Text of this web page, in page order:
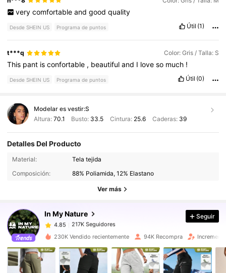
very comfortable and good quality
Desde SHEIN US Programa de puntos Útil (1)
t***q Color: Gris / Talla: S
This pant isconfortable , beautifuland I loveso much !
Desde SHEIN US Programa de puntos Útil (0)
Modelar es vestir:S
Altura: 70.1 Busto: 33.5 Cintura: 25.6 Caderas: 39
Detalles Del Producto
Material:
Tela tejida
Composición:
88% Poliamida, 12% Elastano
Ver más
In My Nature
217K Seguidores
4.85
217K Seguidores
1***1
pagó Hace 1 día
4.85 217K Seguidores
Seguir
230K Vendido recientemente 94K Recompra